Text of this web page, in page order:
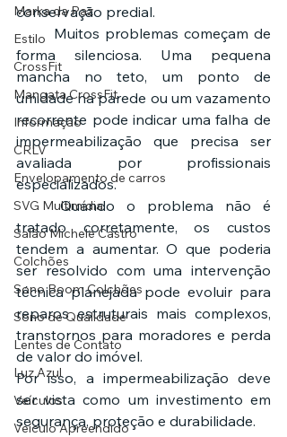
Marka da Paz
Estilo
CrossFit
Mangata CrossFit
Informação
CRLV
Envelopamento de carros
SVG Multimídia
Salão Michele Castro
Colchões
Sono Boom Colchões
Sono de Qualidade
Lentes de Contato
Luz Azul
Veículos
Veículo Apreendido
conservação predial.
	Muitos problemas começam de
forma silenciosa. Uma pequena
mancha no teto, um ponto de
umidade na parede ou um vazamento
recorrente pode indicar uma falha de
impermeabilização que precisa ser
avaliada por profissionais
especializados.
	Quando o problema não é
tratado corretamente, os custos
tendem a aumentar. O que poderia
ser resolvido com uma intervenção
técnica planejada pode evoluir para
reparos estruturais mais complexos,
transtornos para moradores e perda
de valor do imóvel.
Por isso, a impermeabilização deve
ser vista como um investimento em
segurança, proteção e durabilidade.